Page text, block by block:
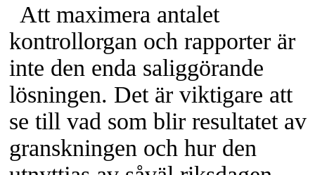
Att maximera antalet
kontrollorgan och rapporter är
inte den enda saliggörande
lösningen. Det är viktigare att
se till vad som blir resultatet av
granskningen och hur den